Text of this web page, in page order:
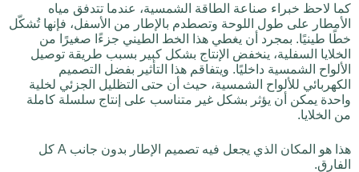
كما لاحظ خبراء صناعة الطاقة الشمسية، عندما تتدفق مياه
الأمطار على طول اللوحة وتصطدم بالإطار من الأسفل، فإنها تُشكّل
خطًا طينيًا. بمجرد أن يغطي هذا الخط الطيني جزءًا صغيرًا من
الخلايا السفلية، ينخفض الإنتاج بشكل كبير بسبب طريقة توصيل
الألواح الشمسية داخليًا. ويتفاقم هذا التأثير بفضل التصميم
الكهربائي للألواح الشمسية، حيث أن حتى التظليل الجزئي لخلية
واحدة يمكن أن يؤثر بشكل غير متناسب على إنتاج سلسلة كاملة
من الخلايا.
هذا هو المكان الذي يجعل فيه تصميم الإطار بدون جانب A كل
الفارق.